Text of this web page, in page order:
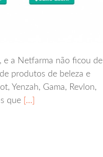
e a Netfarma não ficou de
produtos de beleza e
Yenzah, Gama, Revlon,
que […]